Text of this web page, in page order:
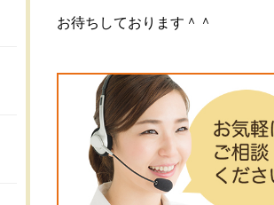
お待ちしております＾＾